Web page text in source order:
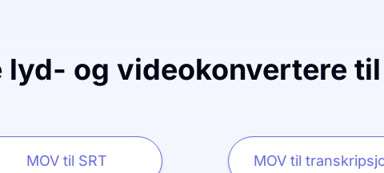
lyd- og videokonvertere
MOV til SRT MOV til